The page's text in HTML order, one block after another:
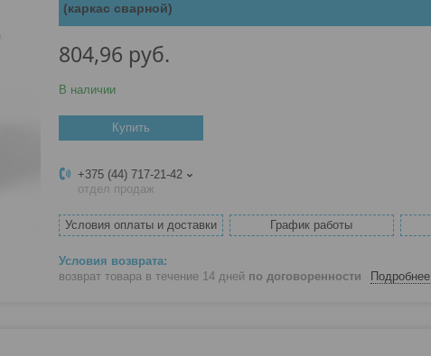
(каркас сварной)
804,96 руб.
В наличии
Купить
+375 (44) 717-21-42
отдел продаж
Условия оплаты и доставки График работы
возврат товара в течение 14 дней по договоренности Подробнее